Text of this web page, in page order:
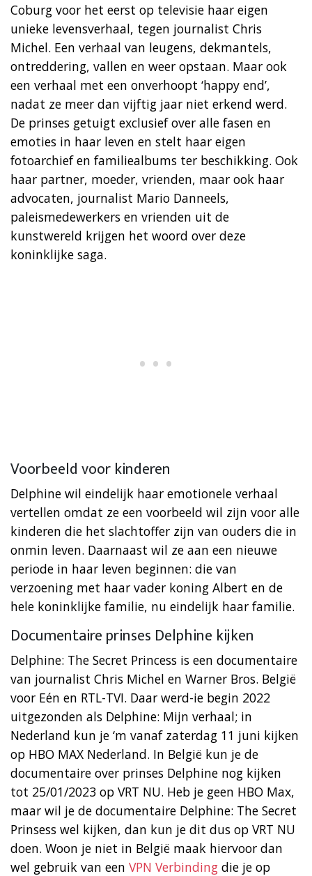
Coburg voor het eerst op televisie haar eigen
unieke levensverhaal, tegen journalist Chris
Michel. Een verhaal van leugens, dekmantels,
ontreddering, vallen en weer opstaan. Maar ook
een verhaal met een onverhoopt ‘happy end’,
nadat ze meer dan vijftig jaar niet erkend werd.
De prinses getuigt exclusief over alle fasen en
emoties in haar leven en stelt haar eigen
fotoarchief en familiealbums ter beschikking. Ook
haar partner, moeder, vrienden, maar ook haar
advocaten, journalist Mario Danneels,
paleismedewerkers en vrienden uit de
kunstwereld krijgen het woord over deze
koninklijke saga.
Voorbeeld voor kinderen
Delphine wil eindelijk haar emotionele verhaal
vertellen omdat ze een voorbeeld wil zijn voor alle
kinderen die het slachtoffer zijn van ouders die in
onmin leven. Daarnaast wil ze aan een nieuwe
periode in haar leven beginnen: die van
verzoening met haar vader koning Albert en de
hele koninklijke familie, nu eindelijk haar familie.
Documentaire prinses Delphine kijken
Delphine: The Secret Princess is een documentaire
van journalist Chris Michel en Warner Bros. België
voor Eén en RTL-TVI. Daar werd-ie begin 2022
uitgezonden als Delphine: Mijn verhaal; in
Nederland kun je ‘m vanaf zaterdag 11 juni kijken
op HBO MAX Nederland. In België kun je de
documentaire over prinses Delphine nog kijken
tot 25/01/2023 op VRT NU. Heb je geen HBO Max,
maar wil je de documentaire Delphine: The Secret
Prinsess wel kijken, dan kun je dit dus op VRT NU
doen. Woon je niet in België maak hiervoor dan
wel gebruik van een VPN Verbinding die je op